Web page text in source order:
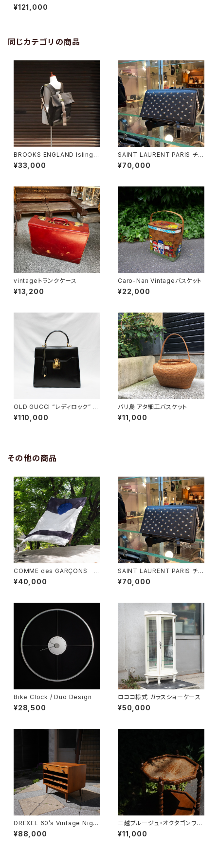
口バッグ
¥121,000
同じカテゴリの商品
BROOKS ENGLAND Islingto
n Rucksack
¥33,000
SAINT LAURENT PARIS チェ
ーンショルダーウォレット
¥70,000
vintageトランクケース
¥13,200
Caro-Nan Vintageバスケット
¥22,000
OLD GUCCI “レディロック” 2
wayハンドバッグ
¥110,000
バリ島 アタ細工バスケット
¥11,000
その他の商品
COMME des GARÇONS 一
枚布
¥40,000
SAINT LAURENT PARIS チェ
ーンショルダーウォレット
¥70,000
Bike Clock / Duo Design
¥28,500
ロココ様式 ガラスショーケース
¥50,000
DREXEL 60’s Vintage Night
table
¥88,000
三越ブルージュ・オクタゴンワゴ
ン
¥11,000